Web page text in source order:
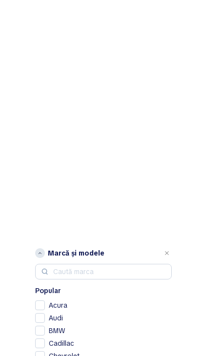
Marcă și modele
Popular
Acura
Audi
BMW
Cadillac